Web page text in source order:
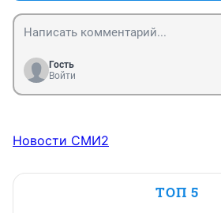
Гость
Войти
Новости СМИ2
ТОП 5